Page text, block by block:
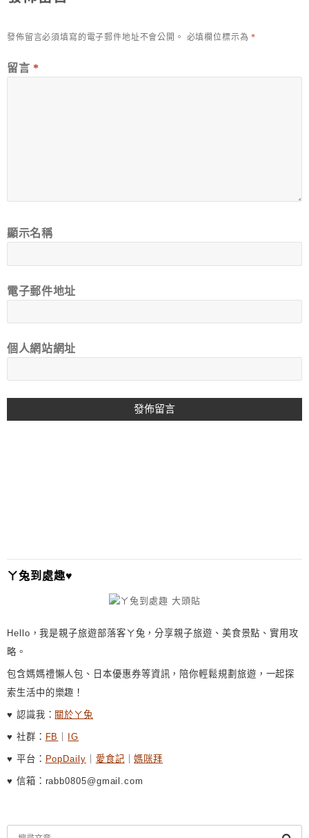
發佈留言必須填寫的電子郵件地址不會公開。 必填欄位標示為*
留言 *
顯示名稱
電子郵件地址
個人網站網址
I
V
ㄚ兔到處趣♥
Hello，我是親子旅遊部落客ㄚ兔，分享親子旅遊、美食景點、實用攻
略。
包含媽媽禮懶人包、日本優惠券等資訊，陪你輕鬆規劃旅遊，一起探
索生活中的樂趣！
♥ 認識我： 關於ㄚ兔
♥ 社群： FB IG
♥ 平台： PopDaily 愛食記 ｜媽咪拜
♥ 信箱：rabb0805@gmail.com